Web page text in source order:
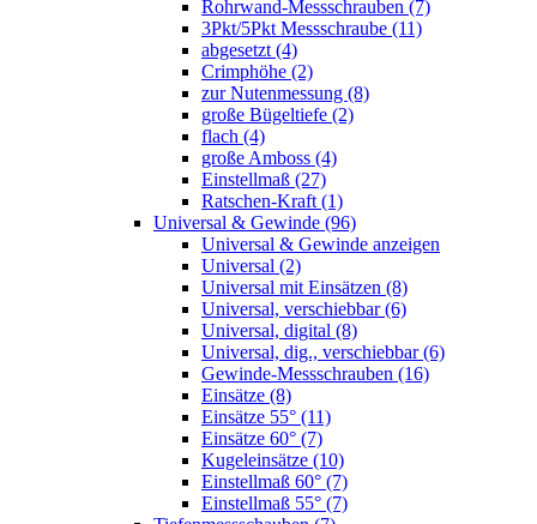
Rohrwand-Messschrauben (7)
3Pkt/5Pkt Messschraube (11)
abgesetzt (4)
Crimphöhe (2)
zur Nutenmessung (8)
große Bügeltiefe (2)
flach (4)
große Amboss (4)
Einstellmaß (27)
Ratschen-Kraft (1)
Universal & Gewinde (96)
Universal & Gewinde anzeigen
Universal (2)
Universal mit Einsätzen (8)
Universal, verschiebbar (6)
Universal, digital (8)
Universal, dig., verschiebbar (6)
Gewinde-Messschrauben (16)
Einsätze (8)
Einsätze 55° (11)
Einsätze 60° (7)
Kugeleinsätze (10)
Einstellmaß 60° (7)
Einstellmaß 55° (7)